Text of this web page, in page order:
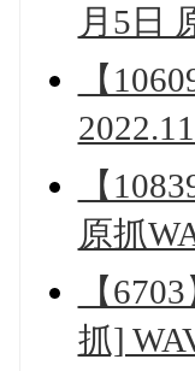
月5日
【
【
原抓
【
抓]